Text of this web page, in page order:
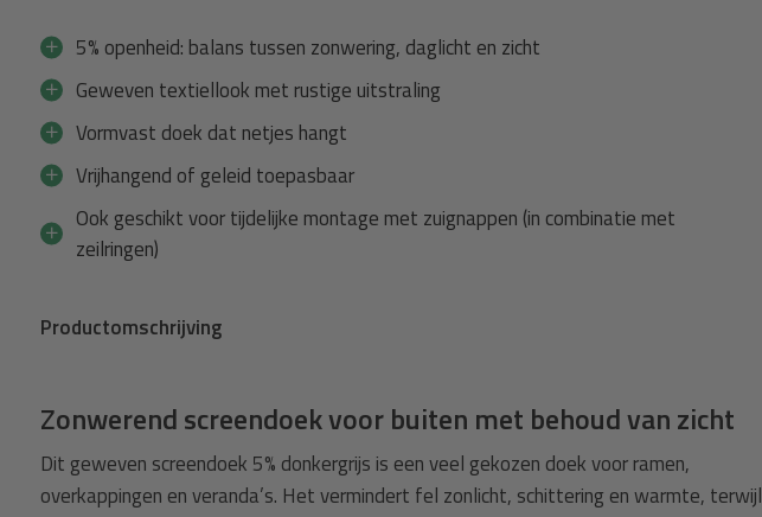
5% openheid: balans tussen zonwering, daglicht en zicht
Geweven textiellook met rustige uitstraling
Vormvast doek dat netjes hangt
Vrijhangend of geleid toepasbaar
Ook geschikt voor tijdelijke montage met zuignappen (in combinatie met
zeilringen)
Productomschrijving
Zonwerend screendoek voor buiten met behoud van zicht
Dit geweven screendoek 5% donkergrijs is een veel gekozen doek voor ramen,
overkappingen en veranda’s. Het vermindert fel zonlicht, schittering en warmte, terwijl